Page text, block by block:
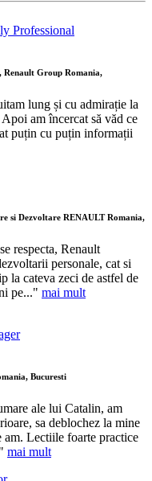
Renault Group Romania,
lung și cu admirație la
am încercat să văd ce
puțin cu puțin informații
si Dezvoltare RENAULT Romania,
respecta, Renault
personale, cat si
la cateva zeci de astfel de
pe..." mai mult
Bucuresti
ale lui Catalin, am
sa deblochez la mine
am. Lectiile foarte practice
mai mult